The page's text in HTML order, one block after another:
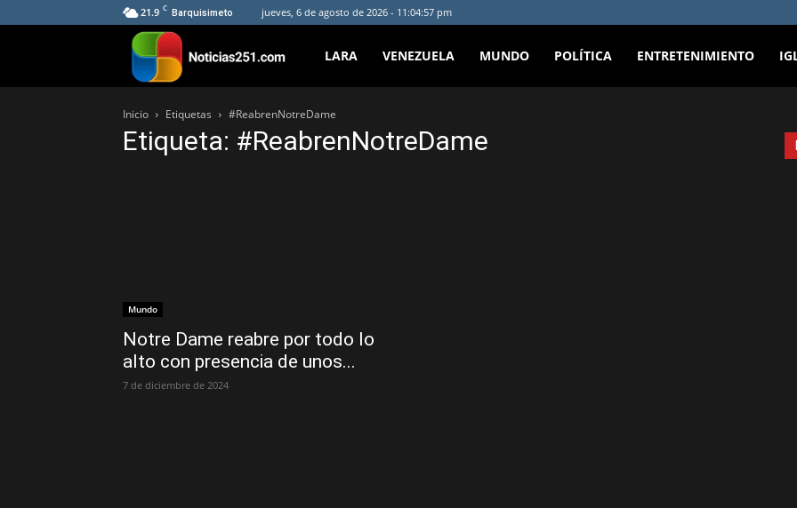
21.9 C Barquisimeto jueves, 6 de agosto de 2026 - 11:04:57 pm
Noticias251
LARA VENEZUELA MUNDO POLÍTICA ENTRETENIMIENTO
Inicio Etiquetas #ReabrenNotreDame
Etiqueta: #ReabrenNotreDame
Mundo
Notre Dame reabre por todo lo
alto con presencia de unos...
7 de diciembre de 2024